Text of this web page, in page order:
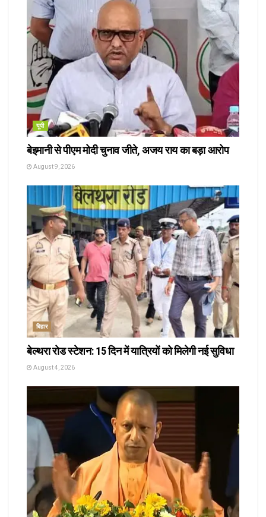
यूपी
बेइमानी से पीएम मोदी चुनाव जीते, अजय राय का बड़ा आरोप
August 9, 2026
बिहार
बेल्थरा रोड स्टेशन: 15 दिन में यात्रियों को मिलेगी नई सुविधा
August 4, 2026